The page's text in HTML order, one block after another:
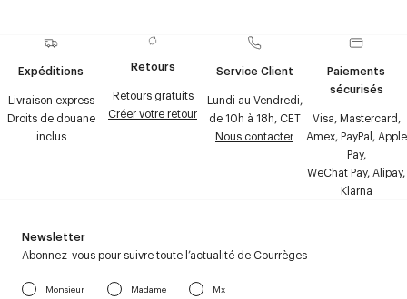
Expéditions
Livraison express
Droits de douane
inclus
Retours
Retours gratuits
Créer votre retour
Service Client
Lundi au Vendredi,
de 10h à 18h, CET
Nous contacter
Paiements
sécurisés
Visa, Mastercard,
Amex, PayPal, Apple
Pay,
WeChat Pay, Alipay,
Klarna
Newsletter
Abonnez-vous pour suivre toute l’actualité de Courrèges
Monsieur Madame Mx